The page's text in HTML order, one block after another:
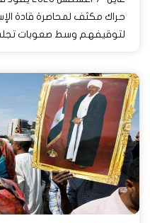
حراك مكثف لمحاصرة قادة
لتوقيفهم وسط صعوبات